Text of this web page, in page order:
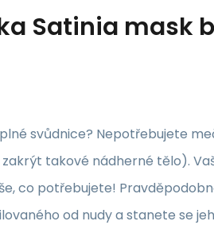
Satinia mask
svůdnice? Nepotřebujete
takové nádherné tělo).
co potřebujete!
od nudy a stanete se